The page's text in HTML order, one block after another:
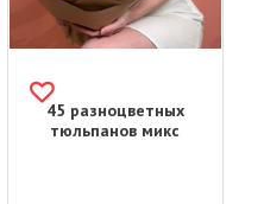
45 разноцветных
тюльпанов микс